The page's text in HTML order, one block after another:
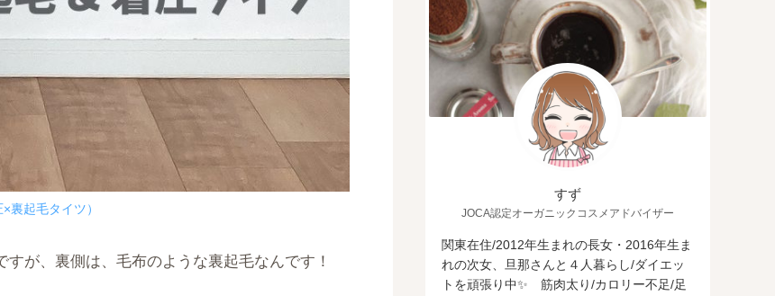
裏起毛タイツ）
が、裏側は、毛布のような裏起毛なんです！
すず
JOCA認定オーガニックコスメアドバイザー
関東在住/2012年生まれの長女・2016年生ま
れの次女、旦那さんと４人暮らし/ダイエッ
トを頑張り中✨ 筋肉太り/カロリー不足/足